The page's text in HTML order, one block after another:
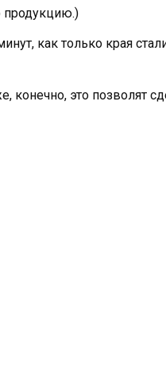
продукцию.)
как только края
конечно, это позволят